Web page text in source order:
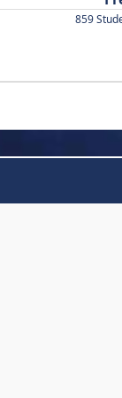
859